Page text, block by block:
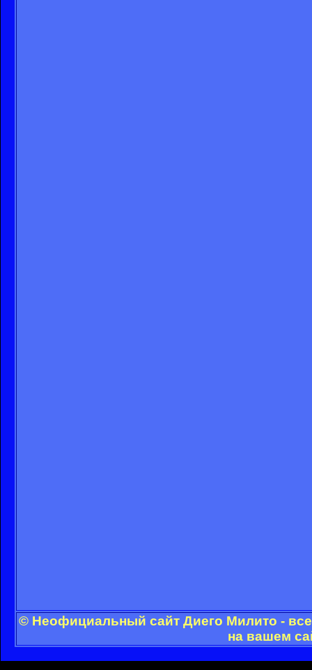
© Неофициальный сайт Диего Милито -
на вашем